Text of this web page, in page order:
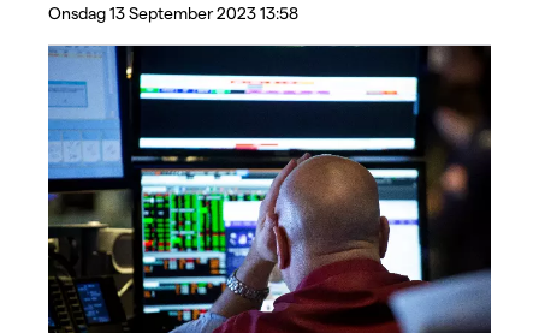
Onsdag 13 September 2023 13:58